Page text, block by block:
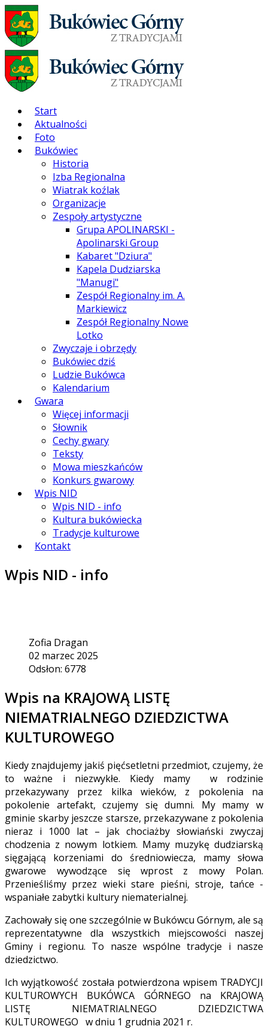
Start
Aktualności
Foto
Bukówiec
Historia
Izba Regionalna
Wiatrak koźlak
Organizacje
Zespoły artystyczne
Grupa APOLINARSKI -
Apolinarski Group
Kabaret "Dziura"
Kapela Dudziarska
"Manugi"
Zespół Regionalny im. A.
Markiewicz
Zespół Regionalny Nowe
Lotko
Zwyczaje i obrzędy
Bukówiec dziś
Ludzie Bukówca
Kalendarium
Gwara
Więcej informacji
Słownik
Cechy gwary
Teksty
Mowa mieszkańców
Konkurs gwarowy
Wpis NID
Wpis NID - info
Kultura bukówiecka
Tradycje kulturowe
Kontakt
Wpis NID - info
Zofia Dragan
02 marzec 2025
Odsłon: 6778
Wpis na KRAJOWĄ LISTĘ
NIEMATRIALNEGO DZIEDZICTWA
KULTUROWEGO
Kiedy znajdujemy jakiś pięćsetletni przedmiot, czujemy, że
to ważne i niezwykłe. Kiedy mamy w rodzinie
przekazywany przez kilka wieków, z pokolenia na
pokolenie artefakt, czujemy się dumni. My mamy w
gminie skarby jeszcze starsze, przekazywane z pokolenia
nieraz i 1000 lat – jak chociażby słowiański zwyczaj
chodzenia z nowym lotkiem. Mamy muzykę dudziarską
sięgającą korzeniami do średniowiecza, mamy słowa
gwarowe wywodzące się wprost z mowy Polan.
Przenieśliśmy przez wieki stare pieśni, stroje, tańce -
wspaniałe zabytki kultury niematerialnej.
Zachowały się one szczególnie w Bukówcu Górnym, ale są
reprezentatywne dla wszystkich miejscowości naszej
Gminy i regionu. To nasze wspólne tradycje i nasze
dziedzictwo.
Ich wyjątkowość została potwierdzona wpisem TRADYCJI
KULTUROWYCH BUKÓWCA GÓRNEGO na KRAJOWĄ
LISTĘ NIEMATRIALNEGO DZIEDZICTWA
KULTUROWEGO w dniu 1 grudnia 2021 r.